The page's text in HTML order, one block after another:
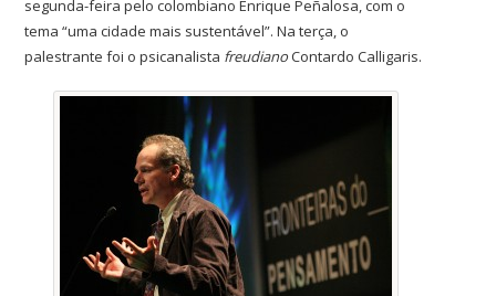
segunda-feira pelo colombiano Enrique Peñalosa, com o
tema “uma cidade mais sustentável”. Na terça, o
palestrante foi o psicanalista freudianoContardo Calligaris.